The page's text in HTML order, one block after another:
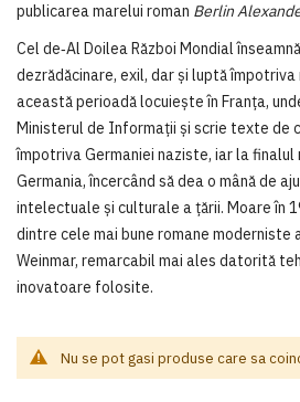
publicarea marelui roman Berlin
Cel de‑Al Doilea Război Mondial
dezrădăcinare, exil, dar și luptă
această perioadă locuiește în Franța,
Ministerul de Informații și scrie texte de
împotriva Germaniei naziste, iar la finalul
Germania, încercând să dea o mână de
intelectuale și culturale a țării. Moare în
dintre cele mai bune romane moderniste
Weinmar, remarcabil mai ales datorită
inovatoare folosite.
Nu se pot gasi produse care sa